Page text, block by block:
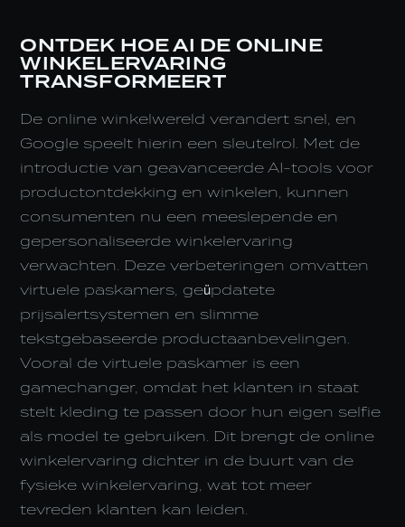
ONTDEK HOE AI DE ONLINE
WINKELERVARING
TRANSFORMEERT
De online winkelwereld verandert snel, en
Google speelt hierin een sleutelrol. Met de
introductie van geavanceerde AI-tools voor
productontdekking en winkelen, kunnen
consumenten nu een meeslepende en
gepersonaliseerde winkelervaring
verwachten. Deze verbeteringen omvatten
virtuele paskamers, geüpdatete
prijsalertsystemen en slimme
tekstgebaseerde productaanbevelingen.
Vooral de virtuele paskamer is een
gamechanger, omdat het klanten in staat
stelt kleding te passen door hun eigen selfie
als model te gebruiken. Dit brengt de online
winkelervaring dichter in de buurt van de
fysieke winkelervaring, wat tot meer
tevreden klanten kan leiden.